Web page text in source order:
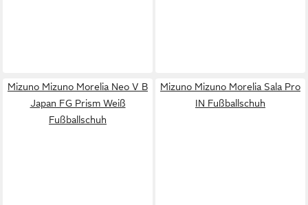
Mizuno Mizuno Morelia Neo V B
Japan FG Prism Weiß
Fußballschuh
Mizuno Mizuno Morelia Sala Pro
IN Fußballschuh